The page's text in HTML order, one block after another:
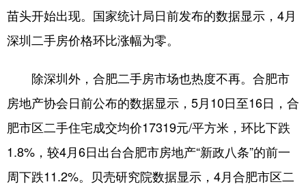
陕西 甘肃 青海 宁夏
新疆 内蒙古
English Español Français عربى
Русский язык 日本語 한국어
Deutsch Português
苗头开始出现。国家统计局日前发布的数据显示，4月
深圳二手房价格环比涨幅为零。
除深圳外，合肥二手房市场也热度不再。合肥市
房地产协会日前公布的数据显示，5月10日至16日，合
肥市区二手住宅成交均价17319元/平方米，环比下跌
1.8%，较4月6日出台合肥市房地产“新政八条”的前一
周下跌11.2%。贝壳研究院数据显示，4月合肥市区二